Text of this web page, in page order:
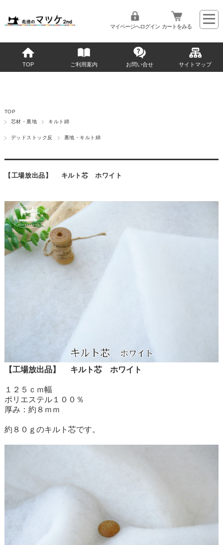
マイページへログイン カートをみる
TOP ご利用案内 お問い合せ サイトマップ
TOP
芯材・裏地
キルト綿
デッドストック反 裏地・キルト綿
【工場放出品】 キルト芯 ホワイト
【工場放出品】 キルト芯 ホワイト
１２５ｃｍ幅
ポリエステル１００％
厚み：約８ｍｍ
約８０ｇのキルト芯です。